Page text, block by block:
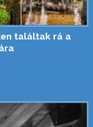
találtak rá a